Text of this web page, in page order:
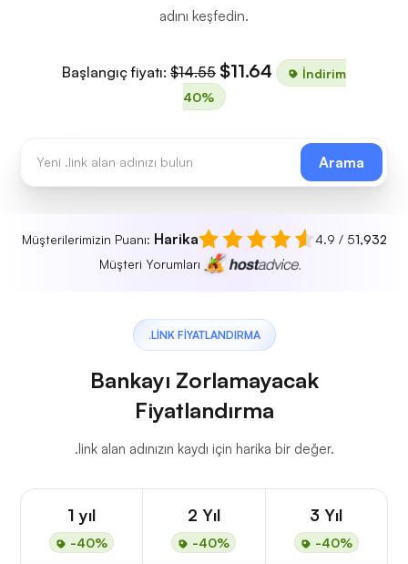
adını keşfedin.
Başlangıç fiyatı: $14.55 $11.64
İndirim
40%
Arama
Müşterilerimizin Puanı: Harika 4.9 / 51,932
Müşteri Yorumları
.LINK FIYATLANDIRMA
Bankayı Zorlamayacak
Fiyatlandırma
.link alan adınızın kaydı için harika bir değer.
1 yıl
-40%
2 Yıl
-40%
3 Yıl
-40%